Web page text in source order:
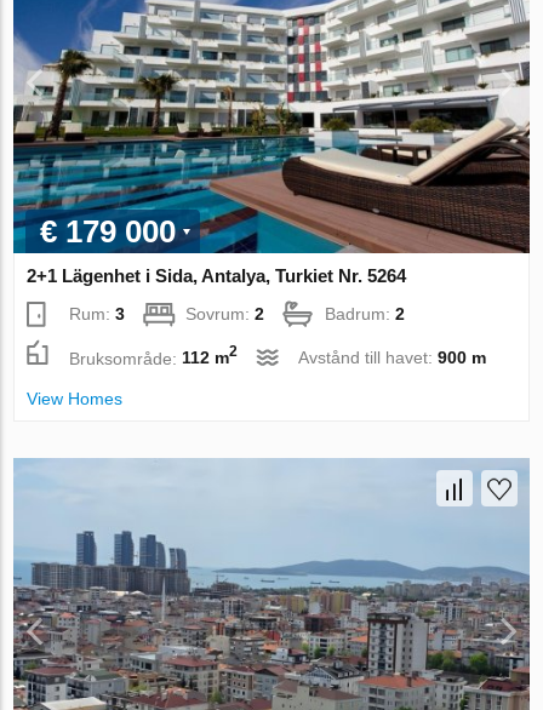
€ 179 000
2+1 Lägenhet i Sida, Antalya, Turkiet Nr. 5264
Rum:3 Sovrum:2 Badrum:2
Bruksområde: 112 m2 Avstånd till havet:900 m
View Homes